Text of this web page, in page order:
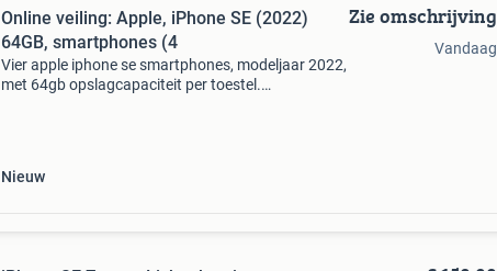
Online veiling: Apple, iPhone SE (2022)
64GB, smartphones (4
Vier apple iphone se smartphones, modeljaar 2022,
met 64gb opslagcapaciteit per toestel.
Nieuw
Zie omschrijving
Vandaag